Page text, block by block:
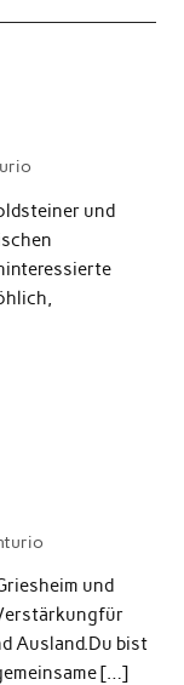
und
und
Ausland.Du bist
[…]